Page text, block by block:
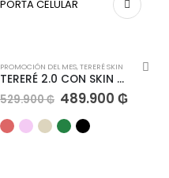
PROMOCIÓN DEL MES,TERERÉ SKIN
TERERÉ 2.0 CON SKIN + PORTA CELULAR
529.900₲ 489.900 ₲